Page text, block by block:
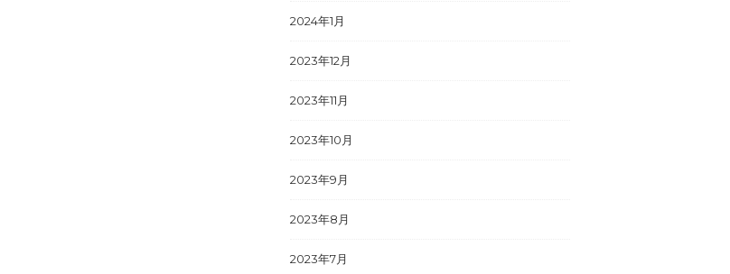
2024年1月
2023年12月
2023年11月
2023年10月
2023年9月
2023年8月
2023年7月